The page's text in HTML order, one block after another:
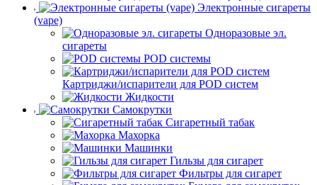
Электронные сигареты
(vape)
Одноразовые эл.
сигареты
POD системы
Картриджи/испарители для POD систем
Жидкости
Самокрутки
Сигаретный табак
Махорка
Машинки
Гильзы для сигарет
Фильтры для сигарет